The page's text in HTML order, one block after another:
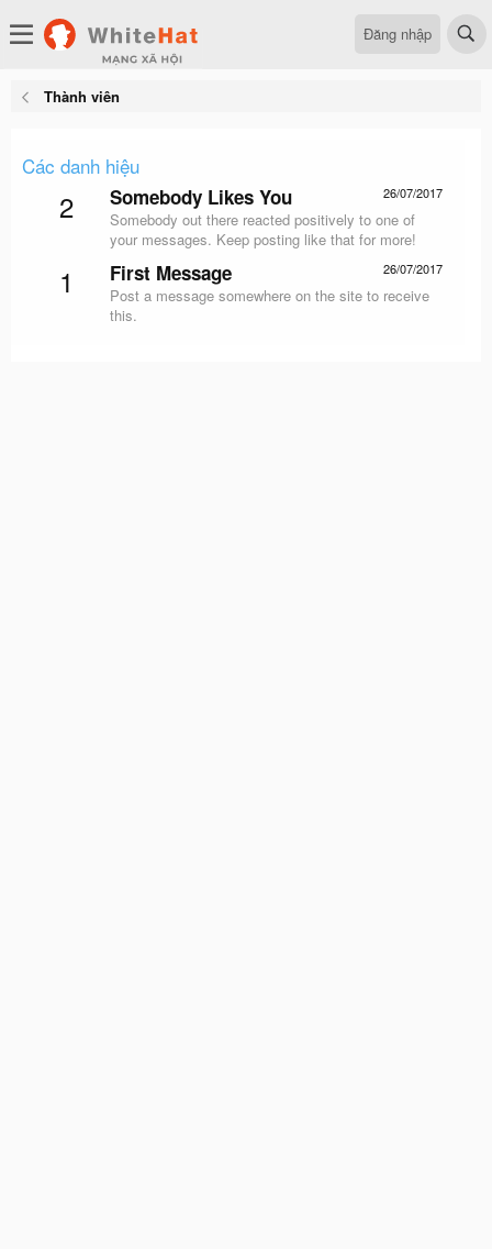
Đăng nhập
Thành viên
Các danh hiệu
2 26/07/2017
Somebody Likes You
Somebody out there reacted positively to one of
your messages. Keep posting like that for more!
1 26/07/2017
First Message
Post a message somewhere on the site to receive
this.